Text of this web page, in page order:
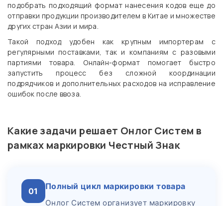
подобрать подходящий формат нанесения кодов еще до
отправки продукции производителем в Китае и множестве
других стран Азии и мира.
Такой подход удобен как крупным импортерам с
регулярными поставками, так и компаниям с разовыми
партиями товара. Онлайн-формат помогает быстро
запустить процесс без сложной координации
подрядчиков и дополнительных расходов на исправление
ошибок после ввоза.
Какие задачи решает Онлог Систем в
рамках маркировки Честный Знак
01 Полный цикл маркировки товара
Онлог Систем организует маркировку